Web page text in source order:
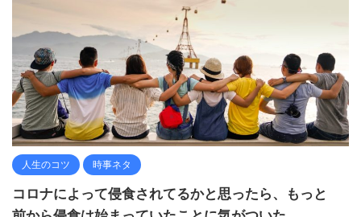
人生のコツ 時事ネタ
コロナによって侵食されてるかと思ったら、もっと